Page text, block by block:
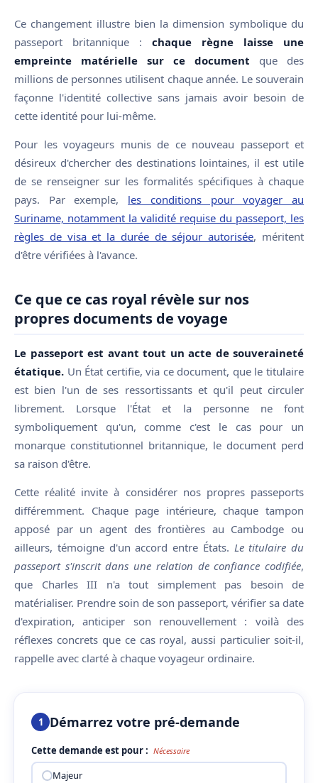
Ce changement illustre bien la dimension symbolique du
passeport britannique : chaque règne laisse une
empreinte matérielle sur ce document que des
millions de personnes utilisent chaque année. Le souverain
façonne l'identité collective sans jamais avoir besoin de
cette identité pour lui-même.
Pour les voyageurs munis de ce nouveau passeport et
désireux d'chercher des destinations lointaines, il est utile
de se renseigner sur les formalités spécifiques à chaque
pays. Par exemple, les conditions pour voyager au
Suriname, notamment la validité requise du passeport, les
règles de visa et la durée de séjour autorisée, méritent
d'être vérifiées à l'avance.
Ce que ce cas royal révèle sur nos
propres documents de voyage
Le passeport est avant tout un acte de souveraineté
étatique. Un État certifie, via ce document, que le titulaire
est bien l'un de ses ressortissants et qu'il peut circuler
librement. Lorsque l'État et la personne ne font
symboliquement qu'un, comme c'est le cas pour un
monarque constitutionnel britannique, le document perd
sa raison d'être.
Cette réalité invite à considérer nos propres passeports
différemment. Chaque page intérieure, chaque tampon
apposé par un agent des frontières au Cambodge ou
ailleurs, témoigne d'un accord entre États. Le titulaire du
passeport s'inscrit dans une relation de confiance codifiée,
que Charles III n'a tout simplement pas besoin de
matérialiser. Prendre soin de son passeport, vérifier sa date
d'expiration, anticiper son renouvellement : voilà des
réflexes concrets que ce cas royal, aussi particulier soit-il,
rappelle avec clarté à chaque voyageur ordinaire.
1 Démarrez votre pré-demande
Cette demande est pour : Nécessaire
Majeur